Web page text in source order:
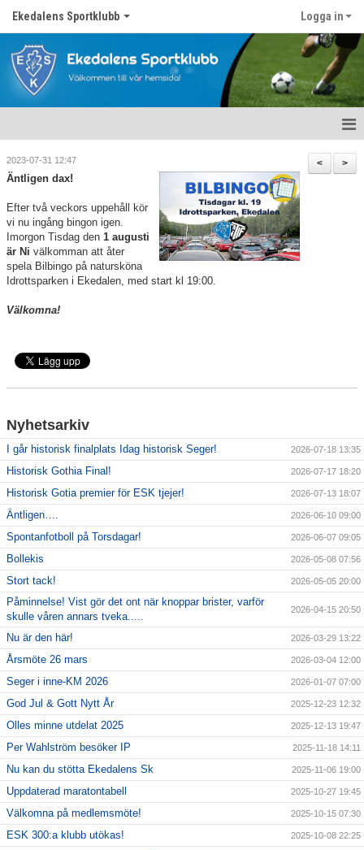
Ekedalens Sportklubb Logga in
Våra lag
Om föreningen
Nyheter
Matcher
Giff-cupen
Dokument
Bildgalleri
>
<
2023-07-31 12:47
Äntligen dax!
Efter två veckors uppehåll kör
vi nu ingång bingon igen.
Imorgon Tisdag den 1 augusti
är Ni välkomman att åter
spela Bilbingo på natursköna
Idrottsparken i Ekedalen, med start kl 19:00.
Välkomna!
Nyhetsarkiv
I går historisk finalplats Idag historisk Seger! 2026-07-18 13:35
Historisk Gothia Final! 2026-07-17 18:20
Historisk Gotia premier för ESK tjejer! 2026-07-13 18:07
Äntligen…. 2026-06-10 09:00
Spontanfotboll på Torsdagar! 2026-06-07 09:05
Bollekis 2026-05-08 07:56
Stort tack! 2026-05-05 20:00
Påminnelse! Vist gör det ont när knoppar brister, varför
skulle våren annars tveka.....
2026-04-15 20:50
Nu är den här! 2026-03-29 13:22
Årsmöte 26 mars 2026-03-04 12:00
Seger i inne-KM 2026 2026-01-07 07:00
God Jul & Gott Nytt År 2025-12-23 12:32
Olles minne utdelat 2025 2025-12-13 19:47
Per Wahlström besöker IP 2025-11-18 14:11
Nu kan du stötta Ekedalens Sk 2025-11-06 19:00
Uppdaterad maratontabell 2025-10-27 19:45
Välkomna på medlemsmöte! 2025-10-15 07:30
ESK 300:a klubb utökas! 2025-10-08 22:25